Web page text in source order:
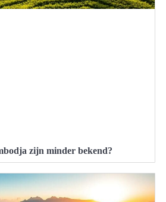
zijn minder bekend?